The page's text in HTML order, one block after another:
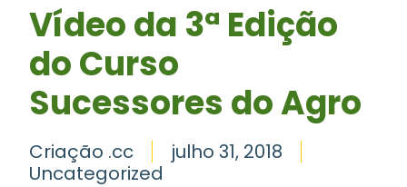
Vídeo da 3ª Edição
do Curso
Sucessores do Agro
Criação .cc
julho 31, 2018
Uncategorized